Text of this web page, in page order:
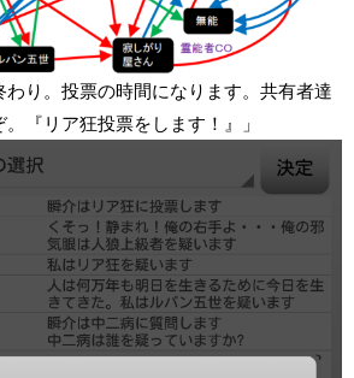
り。投票の時間になります。共有者達
『リア狂投票をします！』」